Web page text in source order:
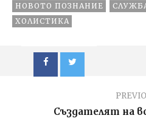
НОВОТО ПОЗНАНИЕ
ХОЛИСТИКА
Създателят на